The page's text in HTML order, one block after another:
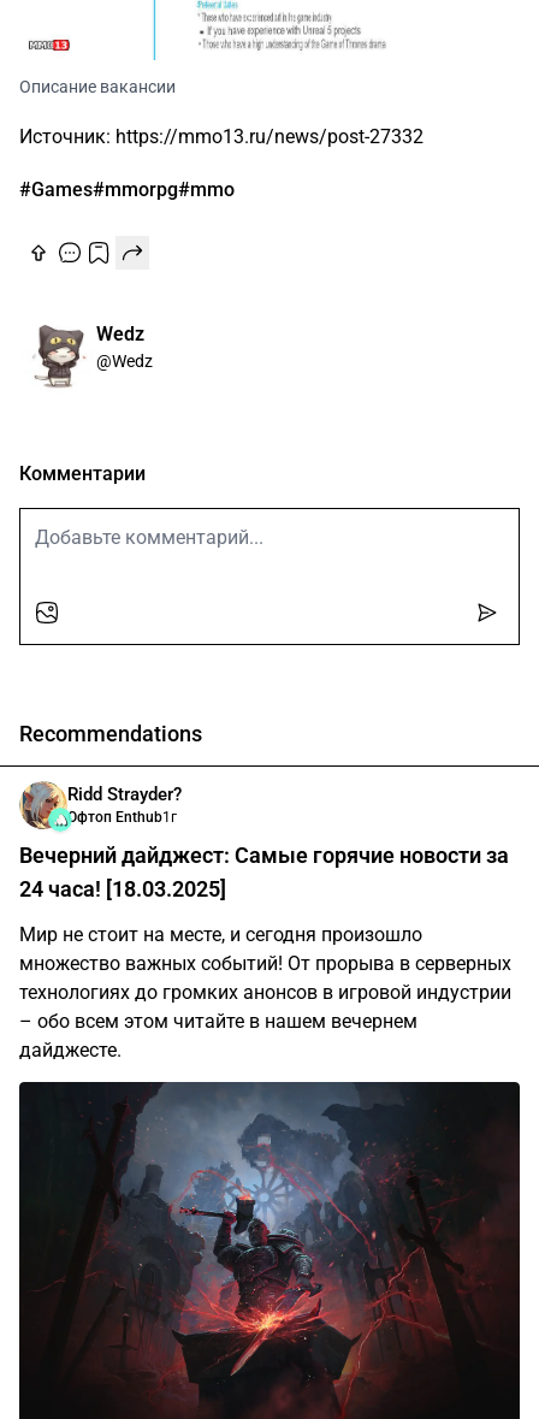
Описание вакансии
Источник: https://mmo13.ru/news/post-27332
#Games#mmorpg#mmo
Wedz
@Wedz
Комментарии
Recommendations
Ridd Strayder?
Офтоп Enthub1г
Вечерний дайджест: Самые горячие новости за
24 часа! [18.03.2025]
Мир не стоит на месте, и сегодня произошло
множество важных событий! От прорыва в серверных
технологиях до громких анонсов в игровой индустрии
– обо всем этом читайте в нашем вечернем
дайджесте.